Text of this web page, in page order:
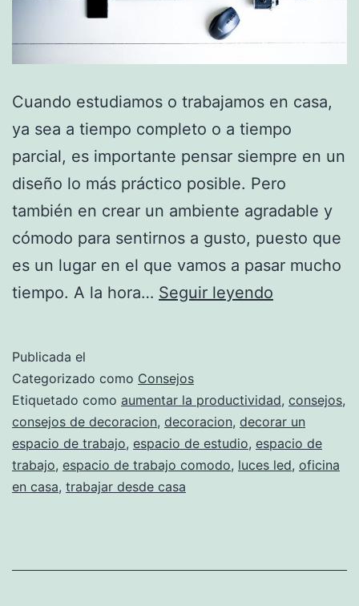
Cuando estudiamos o trabajamos en casa,
ya sea a tiempo completo o a tiempo
parcial, es importante pensar siempre en un
diseño lo más práctico posible. Pero
también en crear un ambiente agradable y
cómodo para sentirnos a gusto, puesto que
es un lugar en el que vamos a pasar mucho
tiempo. A la hora… Seguir leyendo
decorar
un
espacio
Publicada el
Categorizado como Consejos
Etiquetado como aumentar la productividad, consejos,
consejos de decoracion, decoracion, decorar un
espacio de trabajo, espacio de estudio, espacio de
trabajo, espacio de trabajo comodo, luces led, oficina
en casa, trabajar desde casa